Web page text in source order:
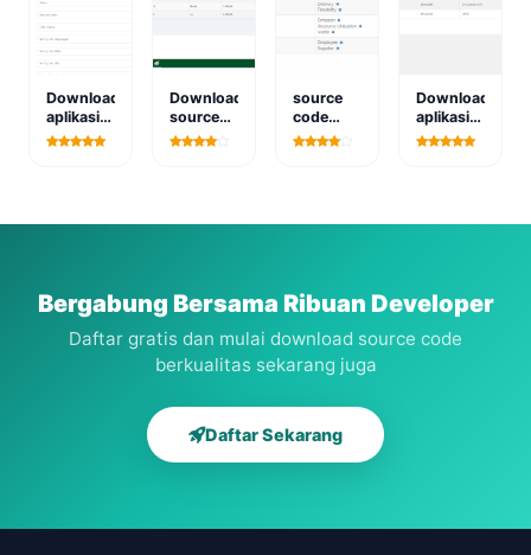
Download
aplikasi
perizinan
Download
source
code
source
code
metode
Download
aplikasi
administrasi
Bergabung Bersama Ribuan Developer
Daftar gratis dan mulai download source code
berkualitas sekarang juga
Daftar Sekarang